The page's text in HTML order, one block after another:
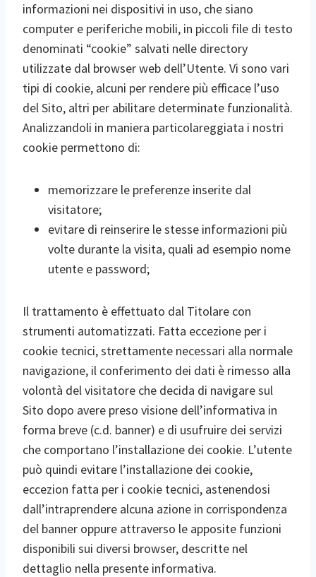
informazioni nei dispositivi in uso, che siano
computer e periferiche mobili, in piccoli file di testo
denominati “cookie” salvati nelle directory
utilizzate dal browser web dell’Utente. Vi sono vari
tipi di cookie, alcuni per rendere più efficace l’uso
del Sito, altri per abilitare determinate funzionalità.
Analizzandoli in maniera particolareggiata i nostri
cookie permettono di:
memorizzare le preferenze inserite dal
visitatore;
evitare di reinserire le stesse informazioni più
volte durante la visita, quali ad esempio nome
utente e password;
Il trattamento è effettuato dal Titolare con
strumenti automatizzati. Fatta eccezione per i
cookie tecnici, strettamente necessari alla normale
navigazione, il conferimento dei dati è rimesso alla
volontà del visitatore che decida di navigare sul
Sito dopo avere preso visione dell’informativa in
forma breve (c.d. banner) e di usufruire dei servizi
che comportano l’installazione dei cookie. L’utente
può quindi evitare l’installazione dei cookie,
eccezion fatta per i cookie tecnici, astenendosi
dall’intraprendere alcuna azione in corrispondenza
del banner oppure attraverso le apposite funzioni
disponibili sui diversi browser, descritte nel
dettaglio nella presente informativa.